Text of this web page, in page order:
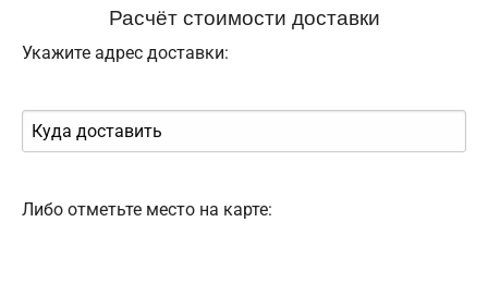
Расчёт стоимости доставки
Укажите адрес доставки:
Либо отметьте место на карте: